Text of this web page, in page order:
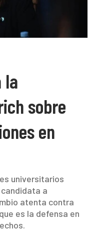
la
sobre
en
universitarios
a
atenta contra
es la defensa en